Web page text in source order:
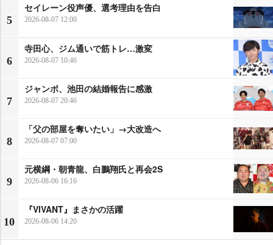
5
セイレーン役声優、選考理由を告白
2026-08-07 12:00
6
寺田心、ジム通いで筋トレ…激変
2026-08-07 10:46
7
ジャンボ、池田の結婚報告に感激
2026-08-07 20:46
8
「父の部屋を奪いたい」→大改造へ
2026-08-07 07:00
9
元横綱・朝青龍、白鵬翔氏と再会2S
2026-08-06 16:16
10
『VIVANT』まさかの活躍
2026-08-06 14:20